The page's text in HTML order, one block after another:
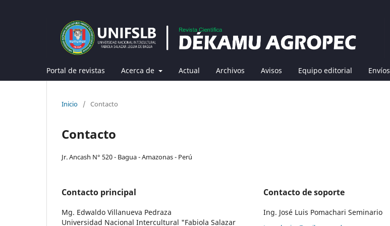
Portal de revistas Acerca de Actual Archivos Avisos Equipo editorial Envíos
Inicio / Contacto
Contacto
Jr. Ancash N° 520 - Bagua - Amazonas - Perú
Contacto principal
Mg. Edwaldo Villanueva Pedraza
Universidad Nacional Intercultural "Fabiola Salazar
Contacto de soporte
Ing. José Luis Pomachari Seminario